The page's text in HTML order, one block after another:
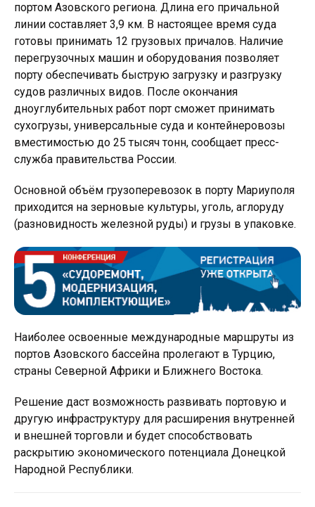
портом Азовского региона. Длина его причальной
линии составляет 3,9 км. В настоящее время суда
готовы принимать 12 грузовых причалов. Наличие
перегрузочных машин и оборудования позволяет
порту обеспечивать быструю загрузку и разгрузку
судов различных видов. После окончания
дноуглубительных работ порт сможет принимать
сухогрузы, универсальные суда и контейнеровозы
вместимостью до 25 тысяч тонн, сообщает пресс-
служба правительства России.
Основной объём грузоперевозок в порту Мариуполя
приходится на зерновые культуры, уголь, аглоруду
(разновидность железной руды) и грузы в упаковке.
Наиболее освоенные международные маршруты из
портов Азовского бассейна пролегают в Турцию,
страны Северной Африки и Ближнего Востока.
Решение даст возможность развивать портовую и
другую инфраструктуру для расширения внутренней
и внешней торговли и будет способствовать
раскрытию экономического потенциала Донецкой
Народной Республики.